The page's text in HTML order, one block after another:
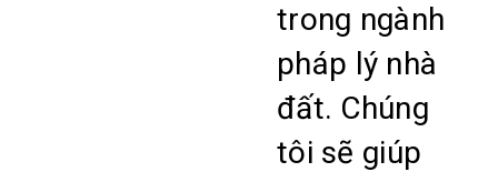
trong ngành
pháp lý nhà
đất. Chúng
tôi sẽ giúp